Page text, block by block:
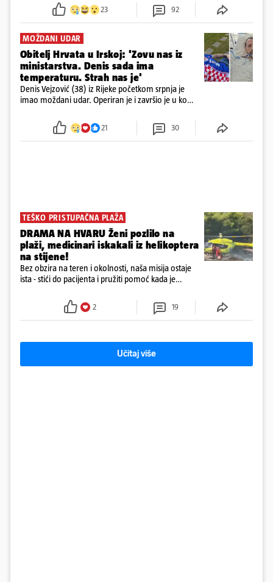
23 92
MOŽDANI UDAR
Obitelj Hrvata u Irskoj: 'Zovu nas iz
ministarstva. Denis sada ima
temperaturu. Strah nas je'
Denis Vejzović (38) iz Rijeke početkom srpnja je
imao moždani udar. Operiran je i završio je u komi.
tamošnji liječnici ne vjeruju u oporavak: 'Imamo
21 30
TEŠKO PRISTUPAČNA PLAŽA
DRAMA NA HVARU Ženi pozlilo na
plaži, medicinari iskakali iz helikoptera
na stijene!
Bez obzira na teren i okolnosti, naša misija ostaje
ista - stići do pacijenta i pružiti pomoć kada je
2 19
Učitaj više